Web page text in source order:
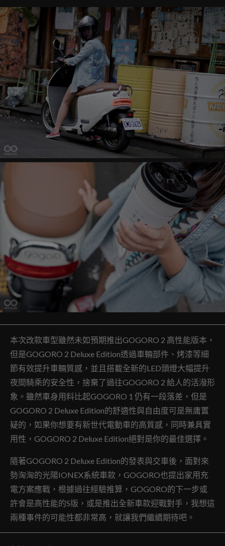
本次改款車型雖然未如預期推出GOGORO 2 高性能版本，
但是GOGORO 2 Deluxe Edition透過車輛部件、烤漆等細
節有效提升車輛質感，並且搭載全新的LED頭燈大幅提升
夜間騎乘的安全性，捨棄了過往GOGORO 2 給人的活潑形
象。雖然車身用料比起GOGORO 1 仍有一段落差，但是
GOGORO 2 Deluxe Edition的舒適性與自由度可是無庸置
疑的，如果你想要有新世代電動車的高質感，同時兼具實
用性，GOGORO 2 Deluxe Edition絕對是你的最佳選擇。
隨著GOGORO 2 Deluxe Edition的發表與交車後，面對來
勢洶洶的光陽IONEX系統車款，GOGORO也提出家用充
電方案應戰，根據過往經驗推算，GOGORO的下一步或
許會是高性能的S版，或是推出全新車款迎戰對手，我想這
兩種事件的可能性都非常高，就讓我們繼續期待吧。